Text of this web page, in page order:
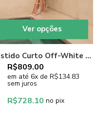
Ver opções
Vestido Curto Off-White Essence
R$809.00
em até 6x de R$134.83
sem juros
R$728.10 no pix